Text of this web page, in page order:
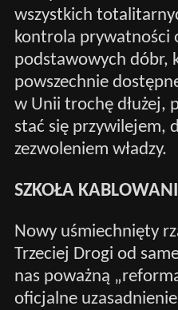
wszystkich
kontrola prywatności
podstawowych dóbr,
powszechnie
w Unii trochę dłużej,
stać się przywilejem,
zezwoleniem władzy.
SZKOŁA
Nowy uśmiechnięty
Trzeciej Drogi od
nas poważną
oficjalne uzasadnienie